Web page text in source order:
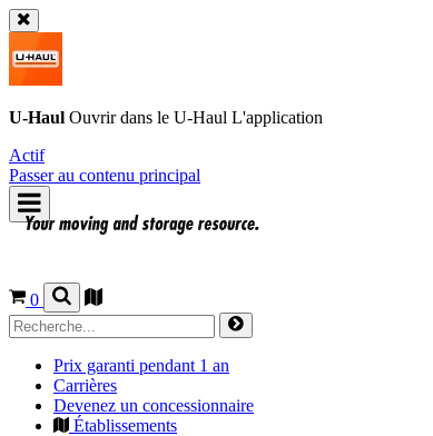
U-Haul Ouvrir dans le U-Haul L'application
Actif
Passer au contenu principal
0
Prix garanti pendant 1 an
Carrières
Devenez un concessionnaire
Établissements